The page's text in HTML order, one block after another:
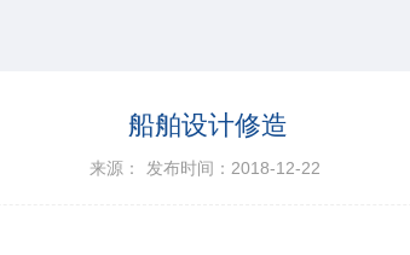
船舶设计修造
来源： 发布时间：2018-12-22